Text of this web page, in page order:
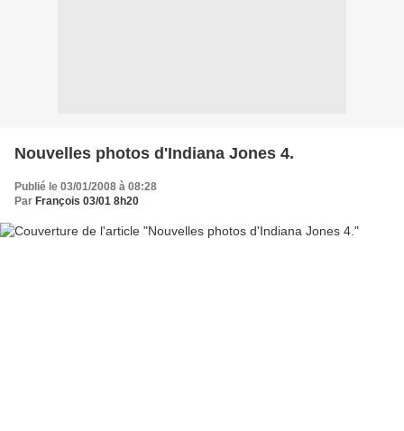
Nouvelles photos d'Indiana Jones 4.
Publié le 03/01/2008 à 08:28
Par François 03/01 8h20